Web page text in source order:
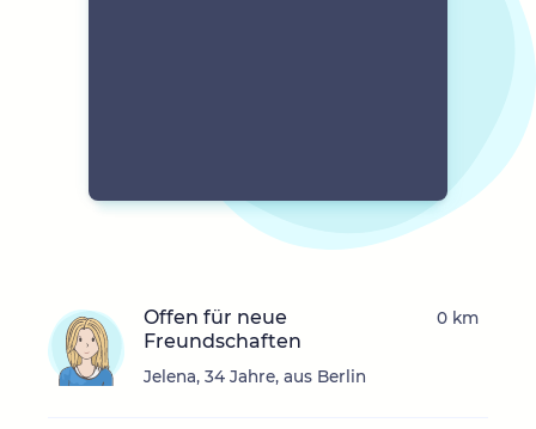
Offen für neue
Freundschaften
Jelena, 34 Jahre, aus Berlin
0 km